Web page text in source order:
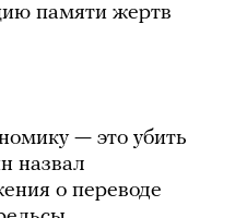
памяти жертв
— это убить
назвал
о переводе